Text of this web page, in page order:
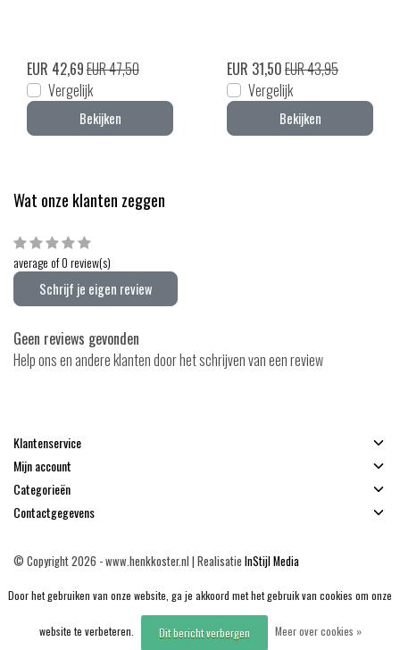
EUR 42,69EUR 47,50
Vergelijk
Bekijken
EUR 31,50EUR 43,95
Vergelijk
Bekijken
Wat onze klanten zeggen
average of 0 review(s)
Schrijf je eigen review
Geen reviews gevonden
Help ons en andere klanten door het schrijven van een review
Klantenservice
Mijn account
Categorieën
Contactgegevens
© Copyright 2026 - www.henkkoster.nl | Realisatie InStijl Media
Door het gebruiken van onze website, ga je akkoord met het gebruik van cookies om onze
website te verbeteren. Dit bericht verbergen Meer over cookies »